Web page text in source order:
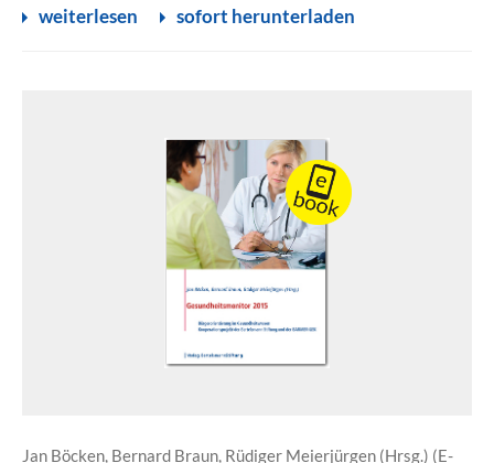
weiterlesen sofort herunterladen
Jan Böcken, Bernard Braun, Rüdiger Meierjürgen (Hrsg.) (E-